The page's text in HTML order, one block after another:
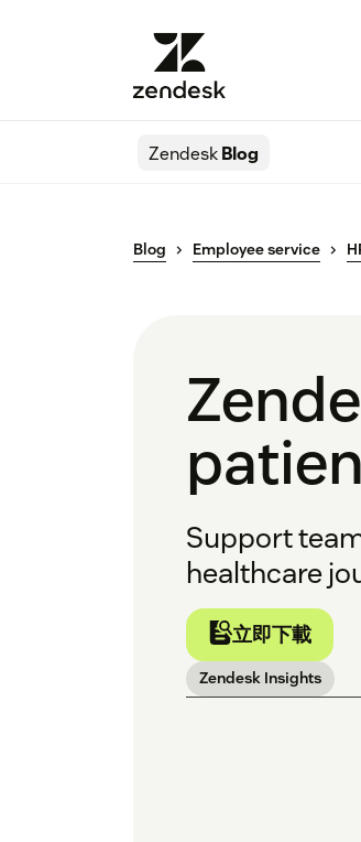
ZendeskBlog
Blog Employee service
Support
healthcare
立即下載
Zendesk Insights